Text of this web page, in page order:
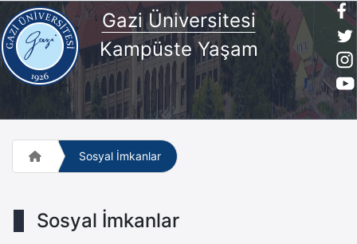
Gazi Üniversitesi
Kampüste Yaşam
Sosyal İmkanlar
Sosyal İmkanlar